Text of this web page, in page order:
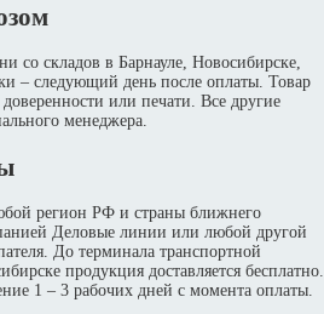
со складов в Барнауле, Новосибирске,
– следующий день после оплаты. Товар
или печати. Все другие
менеджера.
регион РФ и страны ближнего
Деловые линии или любой другой
До терминала транспортной
продукция доставляется бесплатно.
1 – 3 рабочих дней с момента оплаты.